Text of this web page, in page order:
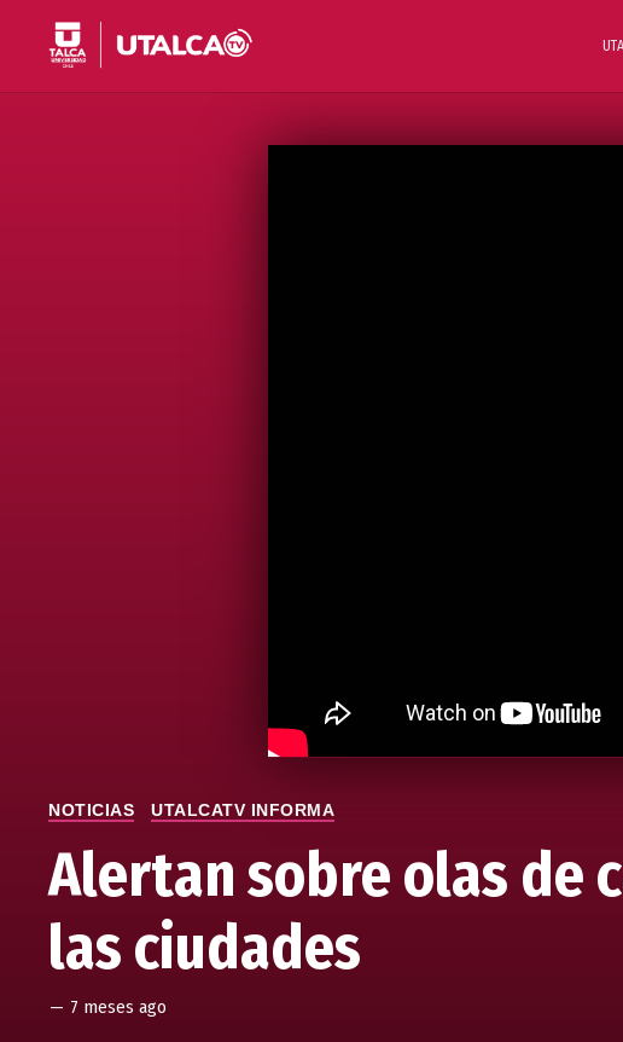
NOTICIAS UTALCATV INFORMA
Alertan sobre olas de
las ciudades
— 7 meses ago